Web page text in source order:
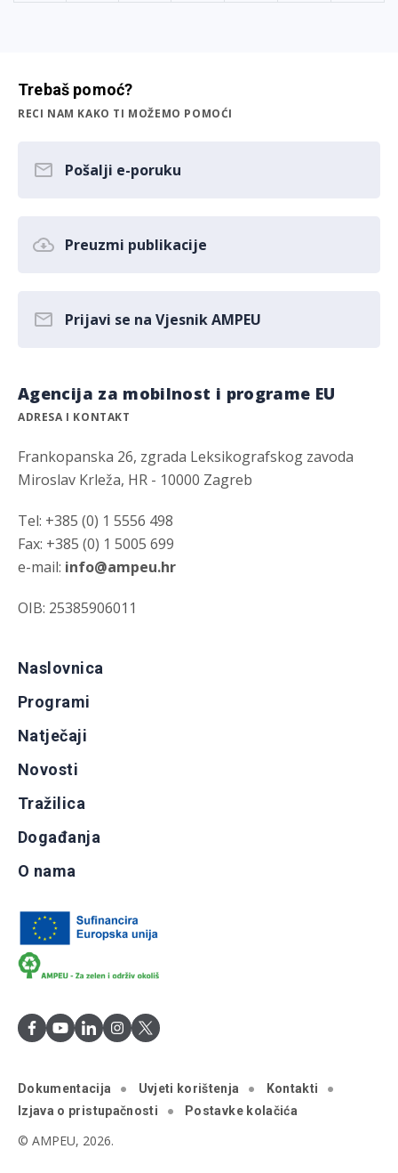
Trebaš pomoć?
RECI NAM KAKO TI MOŽEMO POMOĆI
Pošalji e-poruku
Preuzmi publikacije
Prijavi se na Vjesnik AMPEU
Agencija za mobilnost i programe EU
ADRESA I KONTAKT
Frankopanska 26, zgrada Leksikografskog zavoda
Miroslav Krleža, HR - 10000 Zagreb
Tel: +385 (0) 1 5556 498
Fax: +385 (0) 1 5005 699
e-mail: info@ampeu.hr
OIB: 25385906011
Naslovnica
Programi
Natječaji
Novosti
Tražilica
Događanja
O nama
Dokumentacija Uvjeti korištenja
Kontakti
Izjava o pristupačnosti
Postavke kolačića
© AMPEU, 2026.